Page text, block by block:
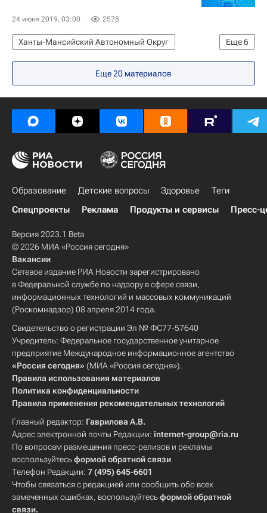
24 июня 2019, 03:00 2578
Еще6
Ханты-Мансийский Автономный Округ
Общество
Ханты-Мансийск
Ханты-Мансийский АО
СН_Образование
Ханты-Мансийский автономный округ
Социальный навигатор
Еще 20 материалов
Образование Детские вопросы Здоровье
Теги
Спецпроекты
Реклама Продукты и сервисы Пресс-
Версия 2023.1 Beta
© 2026 МИА «Россия сегодня»
Вакансии
Сетевое издание РИА Новости зарегистрировано
в Федеральной службе по надзору в сфере связи,
информационных технологий и массовых коммуникаций
(Роскомнадзор) 08 апреля 2014 года.
Свидетельство о регистрации Эл № ФС77-57640
Учредитель: Федеральное государственное унитарное
предприятие Международное информационное агентство
«Россия сегодня» (МИА «Россия сегодня»).
Правила использования материалов
Политика конфиденциальности
Правила применения рекомендательных технологий
Главный редактор: Гаврилова А.В.
Адрес электронной почты Редакции: internet-group@ria.ru
По вопросам размещения пресс-релизов и рекламы
воспользуйтесьформой обратной связи
Телефон Редакции: 7 (495) 645-6601
Чтобы связаться с редакцией или сообщить обо всех
замеченных ошибках, воспользуйтесьформой обратной
связи.